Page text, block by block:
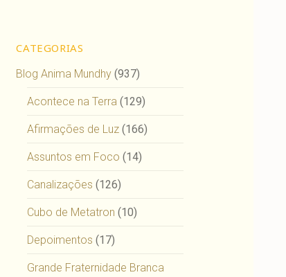
CATEGORIAS
Blog Anima Mundhy (937)
Acontece na Terra (129)
Afirmações de Luz (166)
Assuntos em Foco (14)
Canalizações (126)
Cubo de Metatron (10)
Depoimentos (17)
Grande Fraternidade Branca